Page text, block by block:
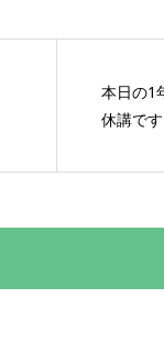
本日の1
休講です